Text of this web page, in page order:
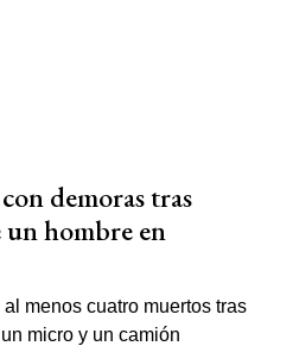
demoras tras
hombre en